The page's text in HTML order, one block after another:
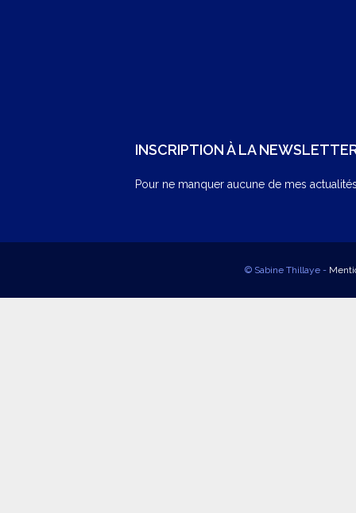
INSCRIPTION À LA
Pour ne manquer aucune de mes
© Sabine Thillaye -